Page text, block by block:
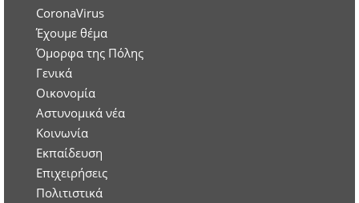
CoronaVirus
Έχουμε θέμα
Όμορφα της Πόλης
Γενικά
Οικονομία
Aστυνομικά νέα
Κοινωνία
Εκπαίδευση
Επιχειρήσεις
Πολιτιστικά